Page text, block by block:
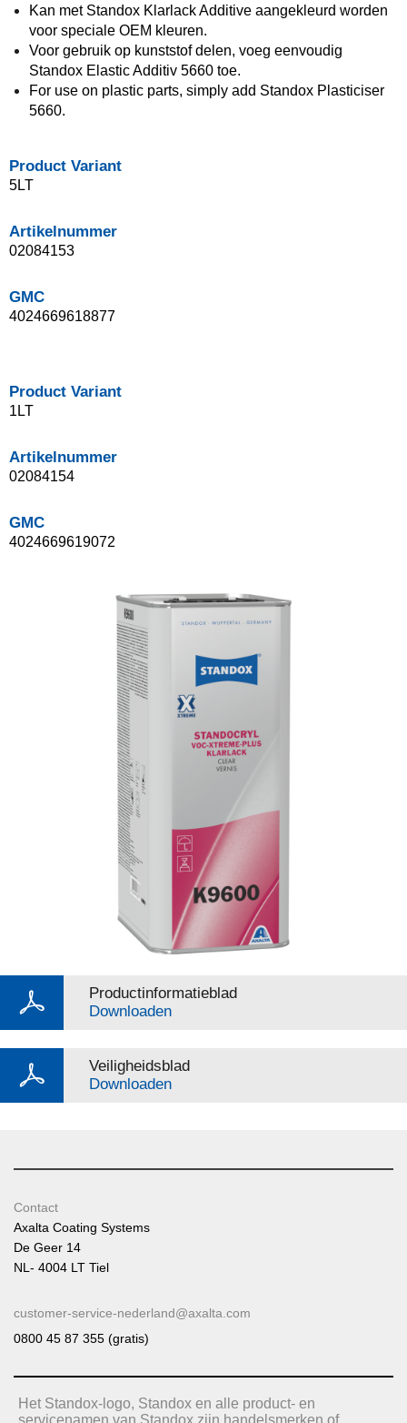
Kan met Standox Klarlack Additive aangekleurd worden
voor speciale OEM kleuren.
Voor gebruik op kunststof delen, voeg eenvoudig
Standox Elastic Additiv 5660 toe.
For use on plastic parts, simply add Standox Plasticiser
5660.
Product Variant
5LT
Artikelnummer
02084153
GMC
4024669618877
Product Variant
1LT
Artikelnummer
02084154
GMC
4024669619072
Productinformatieblad
Downloaden
Veiligheidsblad
Downloaden
Contact
Axalta Coating Systems
De Geer 14
NL- 4004 LT Tiel
customer-service-nederland@axalta.com
0800 45 87 355 (gratis)
Het Standox-logo, Standox en alle product- en